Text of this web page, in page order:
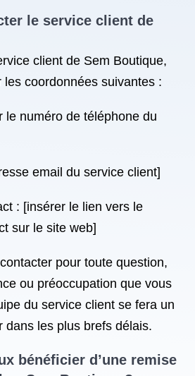
le service client de
client de Sem Boutique,
coordonnées suivantes :
le numéro de téléphone du
email du service client]
: [insérer le lien vers le
sur le site web]
pour toute question,
ou préoccupation que vous
du service client se fera un
dans les plus brefs délais.
bénéficier d’une remise